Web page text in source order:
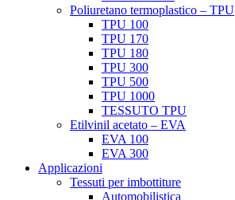
Poliuretano termoplastico – TPU
TPU 100
TPU 170
TPU 180
TPU 300
TPU 500
TPU 1000
TESSUTO TPU
Etilvinil acetato – EVA
EVA 100
EVA 300
Applicazioni
Tessuti per imbottiture
Automobilistica